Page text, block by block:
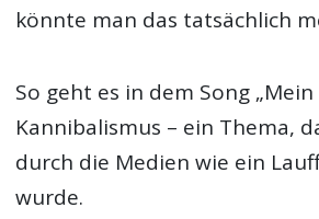
könnte man das tatsächlich
So geht es in dem Song „Mein
Kannibalismus – ein Thema,
durch die Medien wie ein
wurde.